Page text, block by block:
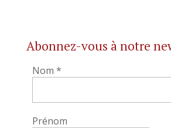
Abonnez-vous à notre
Nom *
Prénom